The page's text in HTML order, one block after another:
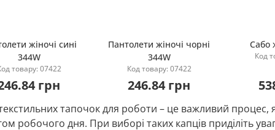
Купити
жіночі сині
344W
товару: 07422
грн
Купити
Пантолети жіночі чорні
344W
Код товару: 07422
246.84 грн
Сабо
Код
тапочок для роботи – це важливий процес,
робочого дня. При виборі таких капців приділіть